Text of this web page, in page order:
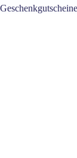
Geschenkgutscheine